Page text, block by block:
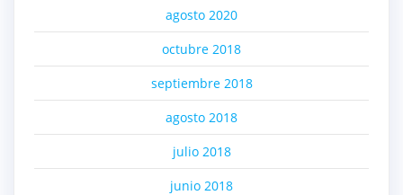
agosto 2020
octubre 2018
septiembre 2018
agosto 2018
julio 2018
junio 2018